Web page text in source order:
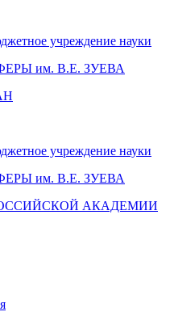
учреждение науки
им. В.Е. ЗУЕВА
учреждение науки
им. В.Е. ЗУЕВА
АКАДЕМИИ